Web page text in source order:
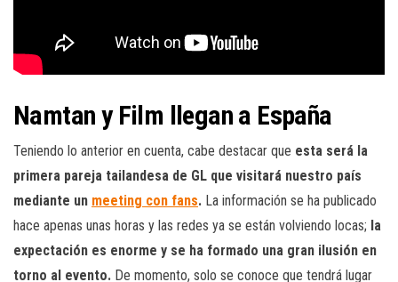
Namtan y Film llegan a España
Teniendo lo anterior en cuenta, cabe destacar que esta será la
primera pareja tailandesa de GL que visitará nuestro país
mediante un meeting con fans. La información se ha publicado
hace apenas unas horas y las redes ya se están volviendo locas; la
expectación es enorme y se ha formado una gran ilusión en
torno al evento. De momento, solo se conoce que tendrá lugar